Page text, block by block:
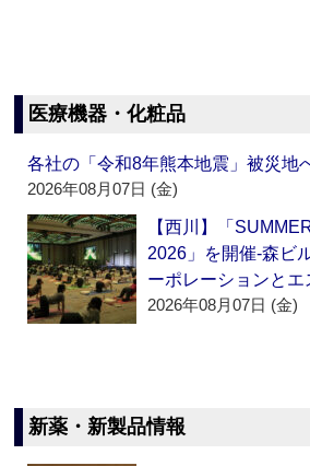
医療機器・化粧品
各社の「令和8年熊本地震」被災地
2026年08月07日 (金)
【西川】「
2026」を開催‐森ビ
ーポレーションと
2026年08月07日 (金)
新薬・新製品情報